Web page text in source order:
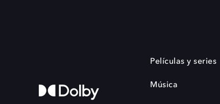
Películas y series
Música